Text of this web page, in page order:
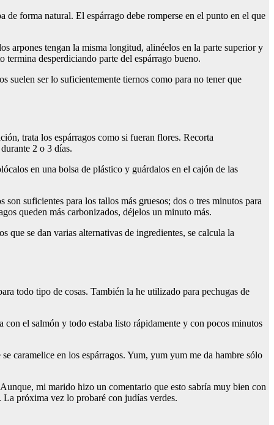
forma natural. El espárrago debe romperse en el punto en el que
arpones tengan la misma longitud, alinéelos en la parte superior y
desperdiciando parte del espárrago bueno.
suelen ser lo suficientemente tiernos como para no tener que
trata los espárragos como si fueran flores. Recorta
2 o 3 días.
en una bolsa de plástico y guárdalos en el cajón de las
suficientes para los tallos más gruesos; dos o tres minutos para
queden más carbonizados, déjelos un minuto más.
que se dan varias alternativas de ingredientes, se calcula la
todo tipo de cosas. También la he utilizado para pechugas de
el salmón y todo estaba listo rápidamente y con pocos minutos
caramelice en los espárragos. Yum, yum yum me da hambre sólo
mi marido hizo un comentario que esto sabría muy bien con
próxima vez lo probaré con judías verdes.